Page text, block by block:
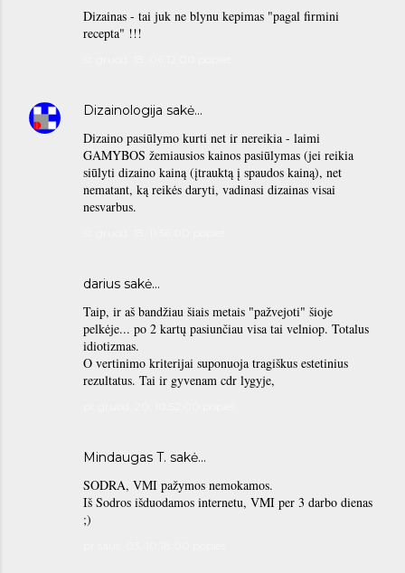
Dizainas - tai juk ne blynu kepimas "pagal firmini
recepta" !!!
Dizainologija sakė…
Dizaino pasiūlymo kurti net ir nereikia - laimi
GAMYBOS žemiausios kainos pasiūlymas (jei reikia
siūlyti dizaino kainą (įtrauktą į spaudos kainą), net
nematant, ką reikės daryti, vadinasi dizainas visai
nesvarbus.
darius sakė…
Taip, ir aš bandžiau šiais metais "pažvejoti" šioje
pelkėje... po 2 kartų pasiunčiau visa tai velniop. Totalus
idiotizmas.
O vertinimo kriterijai suponuoja tragiškus estetinius
rezultatus. Tai ir gyvenam cdr lygyje,
Mindaugas T. sakė…
SODRA, VMI pažymos nemokamos.
Iš Sodros išduodamos internetu, VMI per 3 darbo dienas
;)